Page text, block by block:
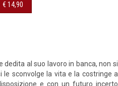
€ 14,90
al suo lavoro in banca, non si
le sconvolge la vita e la costringe a
e con un futuro incerto